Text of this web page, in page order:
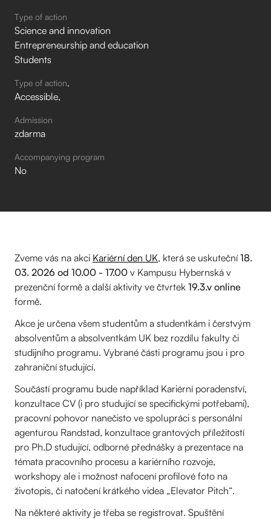
Type of action
Science and innovation
Entrepreneurship and education
Students
Type of action
Accessible
Admission
zdarma
Accompanying program
No
Zveme vás na akci Kariérní den UK, která se uskuteční18.
03. 2026 od 10.00 - 17.00 v Kampusu Hybernská v
prezenční formě a další aktivity ve čtvrtek 19.3.v online
formě.
Akce je určena všem studentům a studentkám i čerstvým
absolventům a absolventkám UK bez rozdílu fakulty či
studijního programu. Vybrané části programu jsou i pro
zahraniční studující.
Součástí programu bude například Kariérní poradenství,
konzultace CV (i pro studující se specifickými potřebami),
pracovní pohovor nanečisto ve spolupráci s personální
agenturou Randstad, konzultace grantových příležitostí
pro Ph.D studující, odborné přednášky a prezentace na
témata pracovního procesu a kariérního rozvoje,
workshopy ale i možnost nafocení profilové foto na
životopis, či natočení krátkého videa „Elevator Pitch“.
Na některé aktivity je třeba se registrovat. Spuštění